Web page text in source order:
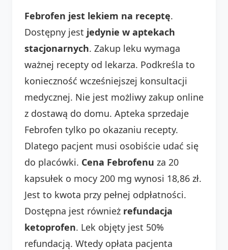
Febrofen jest lekiem na receptę.
Dostępny jest jedynie w aptekach
stacjonarnych. Zakup leku wymaga
ważnej recepty od lekarza. Podkreśla to
konieczność wcześniejszej konsultacji
medycznej. Nie jest możliwy zakup online
z dostawą do domu. Apteka sprzedaje
Febrofen tylko po okazaniu recepty.
Dlatego pacjent musi osobiście udać się
do placówki. Cena Febrofenu za 20
kapsułek o mocy 200 mg wynosi 18,86 zł.
Jest to kwota przy pełnej odpłatności.
Dostępna jest również refundacja
ketoprofen. Lek objęty jest 50%
refundacją. Wtedy opłata pacjenta